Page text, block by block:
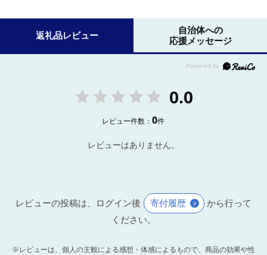
返礼品レビュー
自治体への
応援メッセージ
0.0
レビュー件数：0件
レビューはありません。
レビューの投稿は、ログイン後 寄付履歴
から行って
ください。
※レビューは、個人の主観による感想・体感によるもので、商品の効果や性